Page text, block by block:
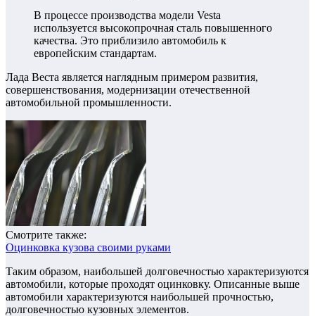
В процессе производства модели Vesta
используется высокопрочная сталь повышенного
качества. Это приблизило автомобиль к
европейским стандартам.
Лада Веста является наглядным примером развития,
совершенствования, модернизации отечественной
автомобильной промышленности.
Смотрите также:
Оцинковка кузова своими руками
Таким образом, наибольшей долговечностью характеризуются
автомобили, которые проходят оцинковку. Описанные выше
автомобили характеризуются наибольшей прочностью,
долговечностью кузовных элементов.